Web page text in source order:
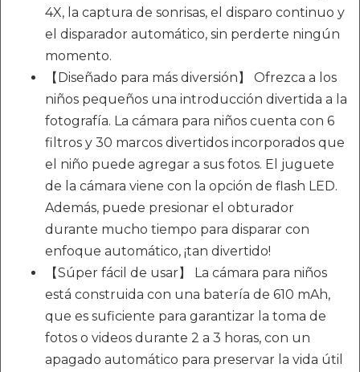
4X, la captura de sonrisas, el disparo continuo y
el disparador automático, sin perderte ningún
momento.
【Diseñado para más diversión】 Ofrezca a los
niños pequeños una introducción divertida a la
fotografía. La cámara para niños cuenta con 6
filtros y 30 marcos divertidos incorporados que
el niño puede agregar a sus fotos. El juguete
de la cámara viene con la opción de flash LED.
Además, puede presionar el obturador
durante mucho tiempo para disparar con
enfoque automático, ¡tan divertido!
【Súper fácil de usar】 La cámara para niños
está construida con una batería de 610 mAh,
que es suficiente para garantizar la toma de
fotos o videos durante 2 a 3 horas, con un
apagado automático para preservar la vida útil